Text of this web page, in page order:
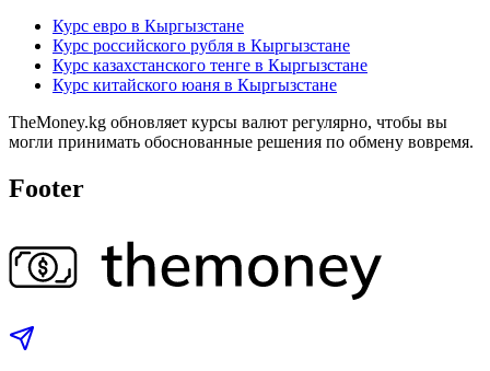
Курс евро в Кыргызстане
Курс российского рубля в Кыргызстане
Курс казахстанского тенге в Кыргызстане
Курс китайского юаня в Кыргызстане
TheMoney.kg обновляет курсы валют регулярно, чтобы вы
могли принимать обоснованные решения по обмену вовремя.
Footer